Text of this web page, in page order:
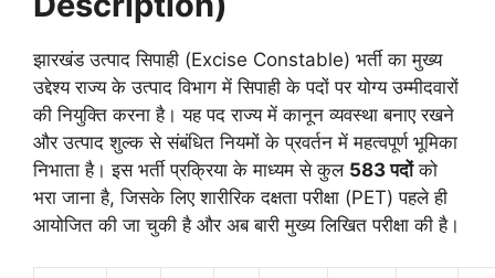
झारखंड उत्पाद सिपाही (Excise Constable) भर्ती का मुख्य
उद्देश्य राज्य के उत्पाद विभाग में सिपाही के पदों पर योग्य उम्मीदवारों
की नियुक्ति करना है। यह पद राज्य में कानून व्यवस्था बनाए रखने
और उत्पाद शुल्क से संबंधित नियमों के प्रवर्तन में महत्वपूर्ण भूमिका
निभाता है। इस भर्ती प्रक्रिया के माध्यम से कुल 583 पदोंको
भरा जाना है, जिसके लिए शारीरिक दक्षता परीक्षा (PET) पहले ही
आयोजित की जा चुकी है और अब बारी मुख्य लिखित परीक्षा की है।